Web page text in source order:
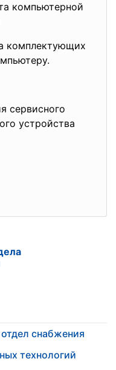
компьютерной
комплектующих
сервисного
устройства
снабжения
технологий